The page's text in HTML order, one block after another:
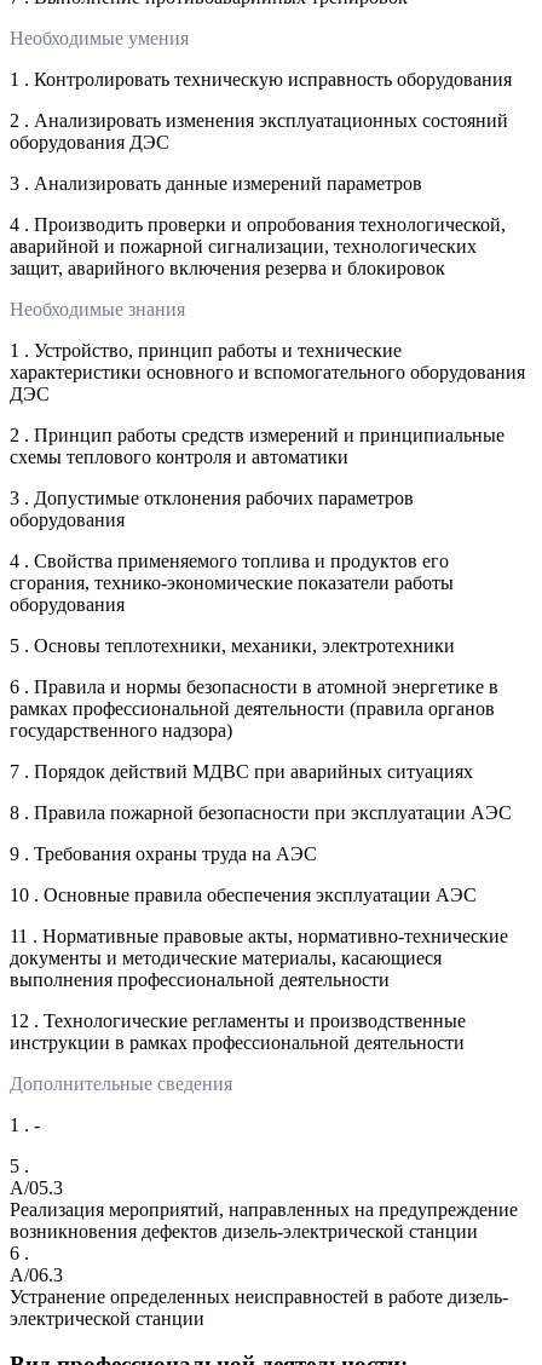
Необходимые умения
1 . Контролировать техническую исправность оборудования
2 . Анализировать изменения эксплуатационных состояний
оборудования ДЭС
3 . Анализировать данные измерений параметров
4 . Производить проверки и опробования технологической,
аварийной и пожарной сигнализации, технологических
защит, аварийного включения резерва и блокировок
Необходимые знания
1 . Устройство, принцип работы и технические
характеристики основного и вспомогательного оборудования
ДЭС
2 . Принцип работы средств измерений и принципиальные
схемы теплового контроля и автоматики
3 . Допустимые отклонения рабочих параметров
оборудования
4 . Свойства применяемого топлива и продуктов его
сгорания, технико-экономические показатели работы
оборудования
5 . Основы теплотехники, механики, электротехники
6 . Правила и нормы безопасности в атомной энергетике в
рамках профессиональной деятельности (правила органов
государственного надзора)
7 . Порядок действий МДВС при аварийных ситуациях
8 . Правила пожарной безопасности при эксплуатации АЭС
9 . Требования охраны труда на АЭС
10 . Основные правила обеспечения эксплуатации АЭС
11 . Нормативные правовые акты, нормативно-технические
документы и методические материалы, касающиеся
выполнения профессиональной деятельности
12 . Технологические регламенты и производственные
инструкции в рамках профессиональной деятельности
Дополнительные сведения
1 . -
5 .
A/05.3
Реализация мероприятий, направленных на предупреждение
возникновения дефектов дизель-электрической станции
6 .
A/06.3
Устранение определенных неисправностей в работе дизель-
электрической станции